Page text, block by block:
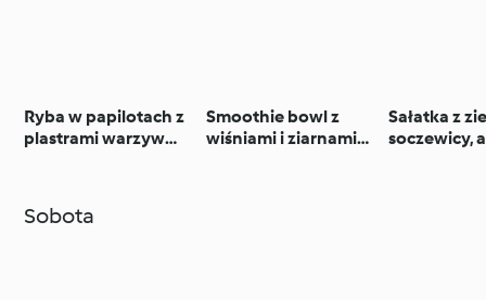
Ryba w papilotach z
plastrami warzyw
Smoothie bowl z
wiśniami i ziarnami
Sałatka z
soczewicy,
Sobota